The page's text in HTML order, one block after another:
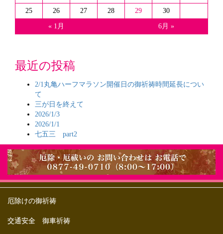
« 1月 6月 »
25 26 27 28 29 30
最近の投稿
2/1丸亀ハーフマラソン開催日の御祈祷時間延長につい
て
三が日を終えて
2026/1/3
2026/1/1
七五三 part2
厄除けの御祈祷
交通安全 御車祈祷